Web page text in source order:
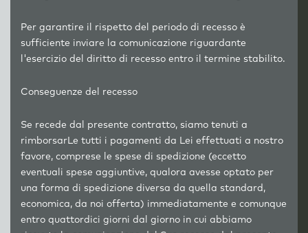
Per garantire il rispetto del periodo di recesso è
sufficiente inviare la comunicazione riguardante
l'esercizio del diritto di recesso entro il termine stabilito.
Conseguenze del recesso
Se recede dal presente contratto, siamo tenuti a
rimborsarLe tutti i pagamenti da Lei effettuati a nostro
favore, comprese le spese di spedizione (eccetto
eventuali spese aggiuntive, qualora avesse optato per
una forma di spedizione diversa da quella standard,
economica, da noi offerta) immediatamente e comunque
entro quattordici giorni dal giorno in cui abbiamo